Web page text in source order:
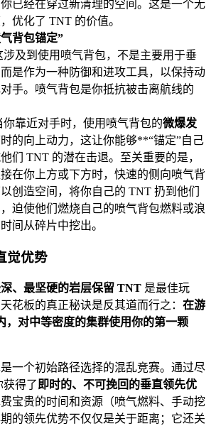
已经在穿过新清理的空间。这是一个无
优化了 TNT 的价值。
背包锚定”
涉及到使用喷气背包，不是主要用于垂
是作为一种防御和进攻工具，以保持动
手。喷气背包是你抵抗被击离航线的
你靠近对手时，使用喷气背包的微爆发
的向上动力，这让你能够**“锚定”自己
们 TNT 的潜在击退。至关重要的是，
在你上方或下方时，快速的侧向喷气背
创造空间，将你自己的 TNT 扔到他们
迫使他们燃烧自己的喷气背包燃料或浪
间从碎片中挖出。
觉优势
、最坚硬的岩层保留 TNT 是最佳玩
花板的真正秘诀是反其道而行之： 在游
，对中等密度的集群使用你的第一颗
一个初始路径选择的混乱竞赛。通过尽
得了 即时的、不可挽回的垂直领先优
宝贵的时间和资源（喷气燃料、手动挖
的领先优势不仅仅是关于距离；它还关